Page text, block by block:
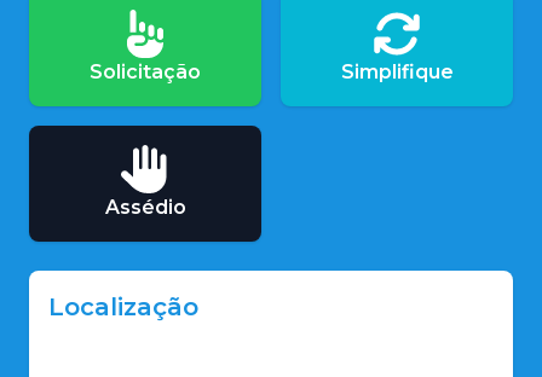
Solicitação Simplifique
Assédio
Localização